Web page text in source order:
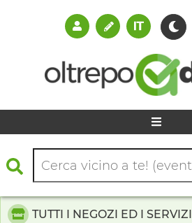
TUTTI I NEGOZI ED I SERVIZI